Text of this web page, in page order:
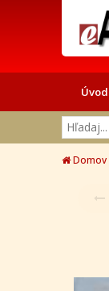
Úvod
Domov